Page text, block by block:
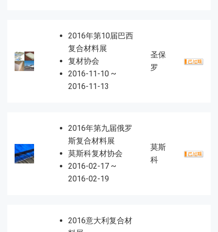
2016年第10届巴西
复合材料展
复材协会
2016-11-10 ~
2016-11-13
圣保
罗
2016年第九届俄罗
斯复合材料展
莫斯科复材协会
2016-02-17 ~
2016-02-19
莫斯
科
2016意大利复合材